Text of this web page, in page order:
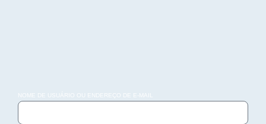
NOME DE USUÁRIO OU ENDEREÇO DE E-MAIL